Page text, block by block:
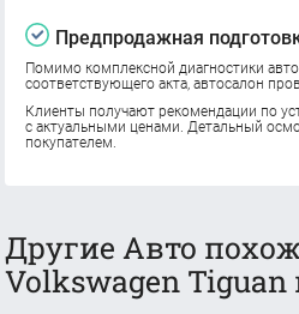
Предпродажная
Помимо комплексной диагностики
соответствующего акта, автосалон
Клиенты получают рекомендации по
с актуальными ценами. Детальный
покупателем.
Другие Авто
Volkswagen Tiguan